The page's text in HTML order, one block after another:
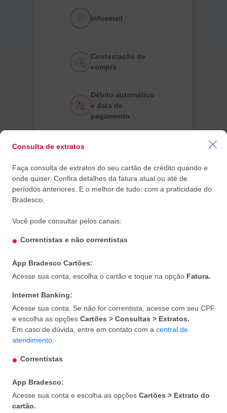
Infoemail
Contestação de
compra
Débito automático
e data de
pagamento
Cartão de crédito
exterior
Atendimento on-
Autenticação de
Compra Segura
(3D Secure)
Cartão de débito
Consulta de extratos
Faça consulta de extratos do seu cartão de crédito quando e
onde quiser. Confira detalhes da fatura atual ou até de
períodos anteriores. E o melhor de tudo: com a praticidade do
Bradesco.
Você pode consultar pelos canais:
Correntistas e não correntistas
App Bradesco Cartões:
Acesse sua conta, escolha o cartão e toque na opção Fatura.
Internet Banking:
Acesse sua conta. Se não for correntista, acesse com seu CPF
e escolha as opções Cartões > Consultas > Extratos.
Em caso de dúvida, entre em contato com a central de
atendimento.
Correntistas
App Bradesco:
Acesse sua conta e escolha as opções Cartões > Extrato do
cartão.